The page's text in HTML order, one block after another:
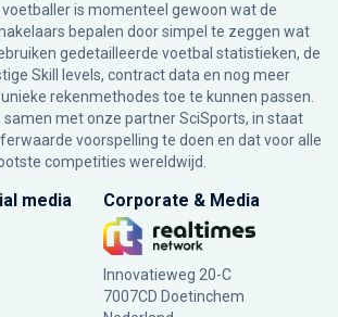
voetballer is momenteel gewoon wat de
bepalen door simpel te zeggen wat
gedetailleerde voetbal statistieken, de
Skill levels, contract data en nog meer
rekenmethodes toe te kunnen passen.
samen met onze partner SciSports, in staat
voorspelling te doen en dat voor alle
competities wereldwijd.
media Corporate & Media
Innovatieweg 20-C
7007CD Doetinchem